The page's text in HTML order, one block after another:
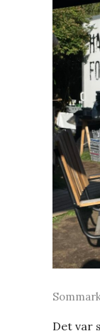
Det var